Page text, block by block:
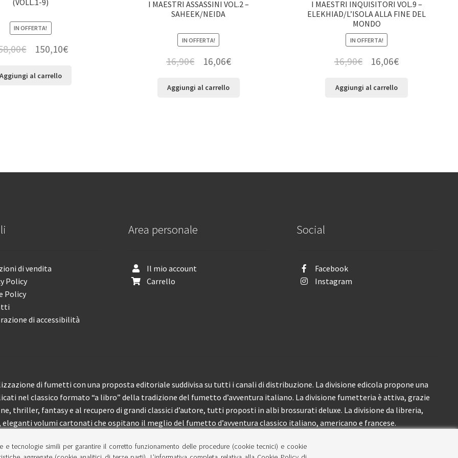
IN OFFERTA!
€ 150,10€
al carrello
I MAESTRI ASSASSINI VOL.2 –
SAHEEK/NEIDA
IN OFFERTA!
16,90€ 16,06€
Aggiungi al carrello
I MAESTRI INQUISITORI VOL.9 –
ELEKHIAD/L’ISOLA ALLA FINE DEL
MONDO
IN OFFERTA!
16,90€ 16,06€
Aggiungi al carrello
di vendita
Policy
Policy
di accessibilità
Area personale
Il mio account
Carrello
Social
Facebook
Instagram
di fumetti con una proposta editoriale suddivisa su tutti i canali di distribuzione. La divisione edicola propone una
nel classico formato “a libro” della tradizione del fumetto d’avventura italiano. La divisione fumetteria è attiva, grazie
thriller, fantasy e al recupero di grandi classici d’autore, tutti proposti in albi brossurati deluxe. La divisione da libreria,
volumi cartonati che ospitano il meglio del fumetto d’avventura classico italiano, americano e francese.
pubblicazioni l’anno.
e tecnologie simili per garantire il corretto funzionamento delle procedure (cookie tecnici) e cookie